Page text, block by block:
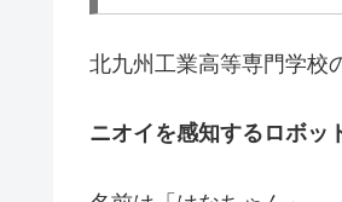
北九州工業高等専門学校
ニオイを感知するロボッ